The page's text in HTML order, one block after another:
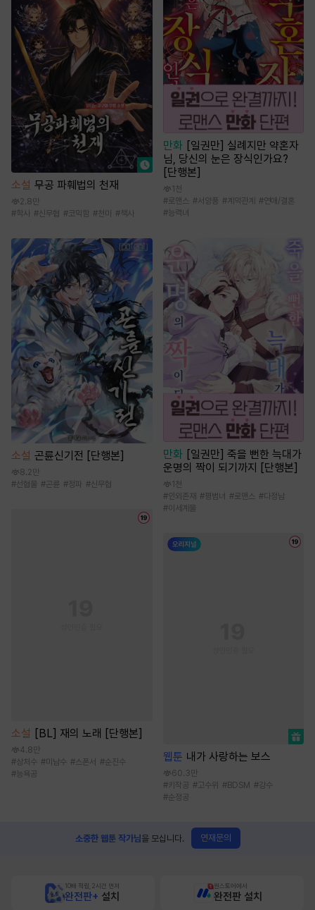
소설 무공 파훼법의 천재
2.8만
#학사 #신무협 #코믹함 #천마 # 책사
소설 곤륜신기전 [단행본]
8.2만
#선협물 #곤륜 #정파 #신무협
소설 [BL] 재의 노래 [단행본]
4.8만
#상처수 #미남수 #스폰서 #순진수
#능욕공
만화 [일권만] 실례지만 약혼자
님, 당신의 눈은 장식인가요?
[단행본]
1천
#로맨스 #서양풍 #계약관계 #연애/결혼
#능력녀
만화 [일권만] 죽을 뻔한 늑대가
운명의 짝이 되기까지 [단행본]
1천
#인외존재 #평범녀 #로맨스 #다정남
#이세계물
웹툰 내가 사랑하는 보스
60.3만
#키작공 #고수위 #BDSM #강수
#순정공
소중한 웹툰 작가님을 모십니다. 연재문의
10배 적립, 2시간 먼저
완전판+ 설치
원스토어에서
완전판 설치